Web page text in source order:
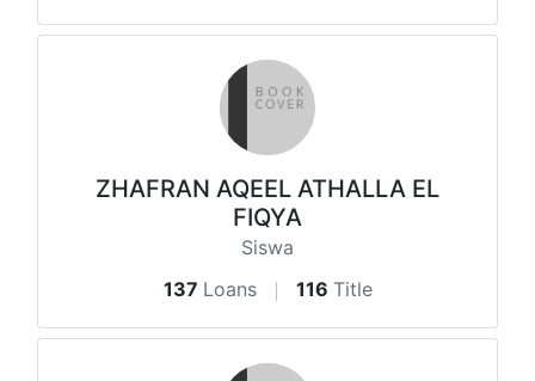
ZHAFRAN AQEEL ATHALLA EL
FIQYA
Siswa
137 Loans 116 Title